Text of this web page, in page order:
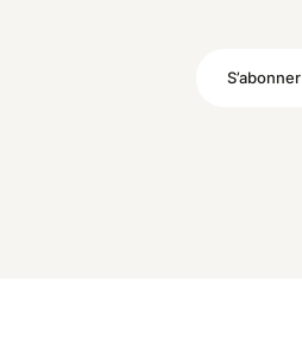
S’abonner